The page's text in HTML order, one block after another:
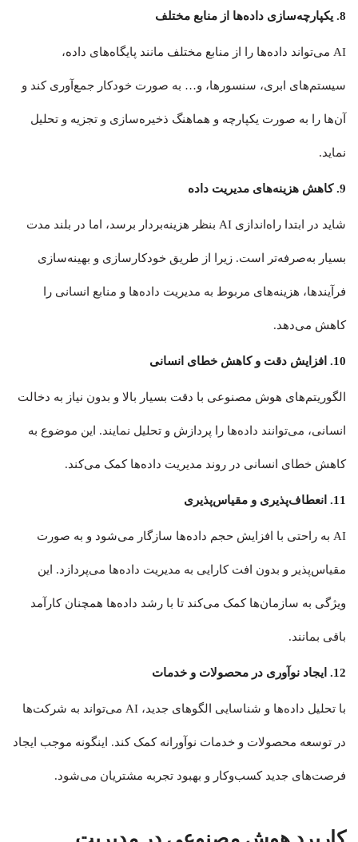
8. یکپارچه‌سازی داده‌ها از منابع مختلف
AI می‌تواند داده‌ها را از منابع مختلف مانند پایگاه‌های داده،
سیستم‌های ابری، سنسورها، و… به صورت خودکار جمع‌آوری کند و
آن‌ها را به صورت یکپارچه و هماهنگ ذخیره‌سازی و تجزیه و تحلیل
نماید.
9. کاهش هزینه‌های مدیریت داده
شاید در ابتدا راه‌اندازی AI بنظر هزینه‌بردار برسد، اما در بلند مدت
بسیار به‌صرفه‌تر است. زیرا از طریق خودکارسازی و بهینه‌سازی
فرآیندها، هزینه‌های مربوط به مدیریت داده‌ها و منابع انسانی را
کاهش می‌دهد.
10. افزایش دقت و کاهش خطای انسانی
الگوریتم‌های هوش مصنوعی با دقت بسیار بالا و بدون نیاز به دخالت
انسانی، می‌توانند داده‌ها را پردازش و تحلیل نمایند. این موضوع به
کاهش خطای انسانی در روند مدیریت داده‌ها کمک می‌کند.
11. انعطاف‌پذیری و مقیاس‌پذیری
AI به راحتی با افزایش حجم داده‌ها سازگار می‌شود و به صورت
مقیاس‌پذیر و بدون افت کارایی به مدیریت داده‌ها می‌پردازد. این
ویژگی به سازمان‌ها کمک می‌کند تا با رشد داده‌ها همچنان کارآمد
باقی بمانند.
12. ایجاد نوآوری در محصولات و خدمات
با تحلیل داده‌ها و شناسایی الگوهای جدید، AI می‌تواند به شرکت‌ها
در توسعه محصولات و خدمات نوآورانه کمک کند. اینگونه موجب ایجاد
فرصت‌های جدید کسب‌وکار و بهبود تجربه مشتریان می‌شود.